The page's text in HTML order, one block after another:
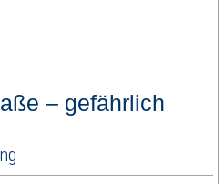
– gefährlich